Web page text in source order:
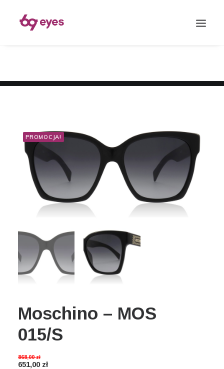
Wyszukiwanie
Koszyk
PROMOCJA!
Moschino – MOS
015/S
868,00zł
651,00 zł